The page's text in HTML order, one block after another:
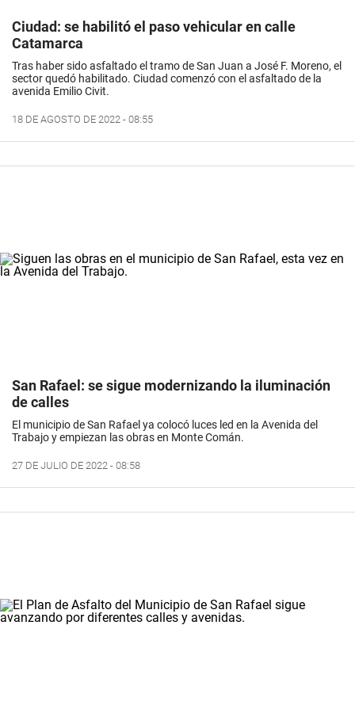
Ciudad: se habilitó el paso vehicular en calle
Catamarca
Tras haber sido asfaltado el tramo de San Juan a José F. Moreno, el
sector quedó habilitado. Ciudad comenzó con el asfaltado de la
avenida Emilio Civit.
18 DE AGOSTO DE 2022 - 08:55
San Rafael: se sigue modernizando la iluminación
de calles
El municipio de San Rafael ya colocó luces led en la Avenida del
Trabajo y empiezan las obras en Monte Comán.
27 DE JULIO DE 2022 - 08:58